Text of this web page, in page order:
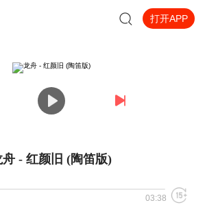
打开APP
舟 - 红颜旧 (陶笛版)
03:38